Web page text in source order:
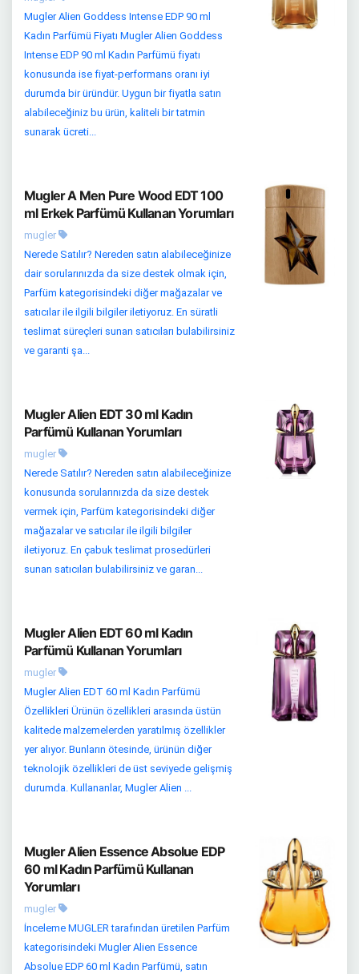
Mugler Alien Goddess Intense EDP 90 ml
Kadın Parfümü Fiyatı Mugler Alien Goddess
Intense EDP 90 ml Kadın Parfümü fiyatı
konusunda ise fiyat-performans oranı iyi
durumda bir üründür. Uygun bir fiyatla satın
alabileceğiniz bu ürün, kaliteli bir tatmin
sunarak ücreti...
Mugler A Men Pure Wood EDT 100
ml Erkek Parfümü Kullanan Yorumları
mugler
Nerede Satılır? Nereden satın alabileceğinize
dair sorularınızda da size destek olmak için,
Parfüm kategorisindeki diğer mağazalar ve
satıcılar ile ilgili bilgiler iletiyoruz. En süratli
teslimat süreçleri sunan satıcıları bulabilirsiniz
ve garanti şa...
Mugler Alien EDT 30 ml Kadın
Parfümü Kullanan Yorumları
mugler
Nerede Satılır? Nereden satın alabileceğinize
konusunda sorularınızda da size destek
vermek için, Parfüm kategorisindeki diğer
mağazalar ve satıcılar ile ilgili bilgiler
iletiyoruz. En çabuk teslimat prosedürleri
sunan satıcıları bulabilirsiniz ve garan...
Mugler Alien EDT 60 ml Kadın
Parfümü Kullanan Yorumları
mugler
Mugler Alien EDT 60 ml Kadın Parfümü
Özellikleri Ürünün özellikleri arasında üstün
kalitede malzemelerden yaratılmış özellikler
yer alıyor. Bunların ötesinde, ürünün diğer
teknolojik özellikleri de üst seviyede gelişmiş
durumda. Kullananlar, Mugler Alien ...
Mugler Alien Essence Absolue EDP
60 ml Kadın Parfümü Kullanan
Yorumları
mugler
İnceleme MUGLER tarafından üretilen Parfüm
kategorisindeki Mugler Alien Essence
Absolue EDP 60 ml Kadın Parfümü, satın